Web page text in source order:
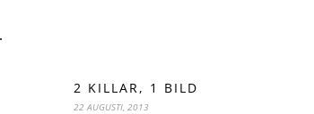
2 KILLAR, 1 BILD
22 AUGUSTI, 2013